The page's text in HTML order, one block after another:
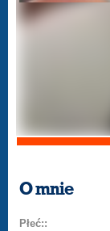
O mnie
Płeć::